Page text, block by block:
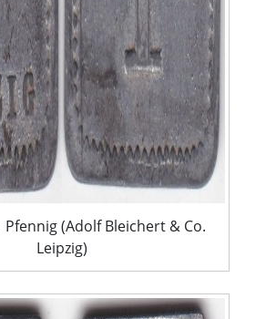
(Adolf Bleichert & Co.
Leipzig)